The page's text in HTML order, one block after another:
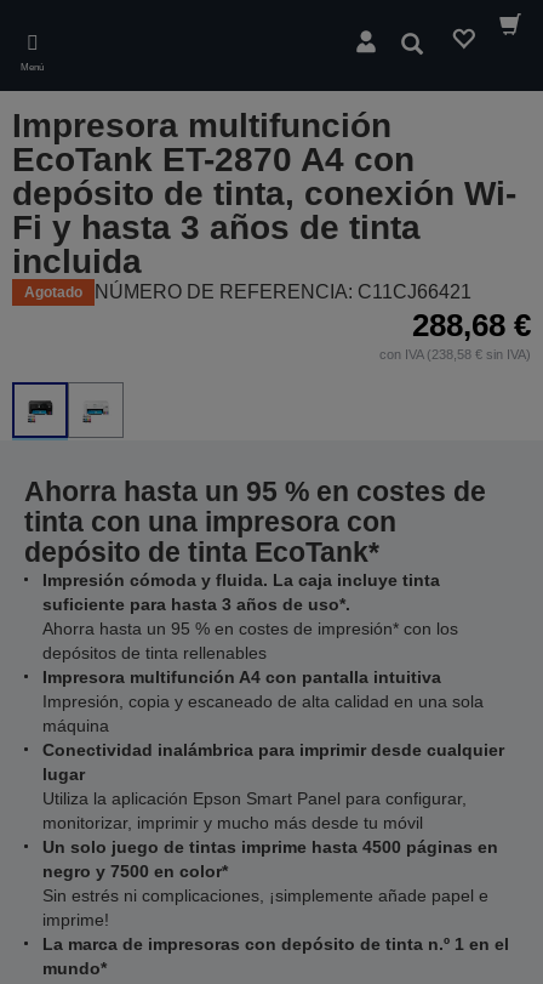
main
content
Menú
Buscar
Impresora multifunción
EcoTank ET-2870 A4 con
depósito de tinta, conexión Wi-
Fi y hasta 3 años de tinta
incluida
Agotado NÚMERO DE REFERENCIA: C11CJ66421
288,68 €
con IVA (238,58 € sin IVA)
Ahorra hasta un 95 % en costes de
tinta con una impresora con
depósito de tinta EcoTank*
Impresión cómoda y fluida. La caja incluye tinta
suficiente para hasta 3 años de uso*.
Ahorra hasta un 95 % en costes de impresión* con los
depósitos de tinta rellenables
Impresora multifunción A4 con pantalla intuitiva
Impresión, copia y escaneado de alta calidad en una sola
máquina
Conectividad inalámbrica para imprimir desde cualquier
lugar
Utiliza la aplicación Epson Smart Panel para configurar,
monitorizar, imprimir y mucho más desde tu móvil
Un solo juego de tintas imprime hasta 4500 páginas en
negro y 7500 en color*
Sin estrés ni complicaciones, ¡simplemente añade papel e
imprime!
La marca de impresoras con depósito de tinta n.º 1 en el
mundo*